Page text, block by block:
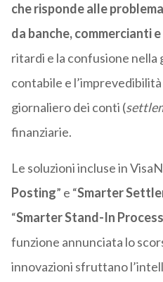
che risponde alle
da banche, commercianti
ritardi e la confusione nella
contabile e
giornaliero dei conti (
finanziarie.
Le soluzioni incluse in
Posting” e “Smarter
“Smarter Stand-In
funzione annunciata lo
innovazioni sfruttano